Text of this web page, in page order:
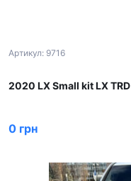
Артикул: 9716
2020 LX Small kit LX TRD
0 грн